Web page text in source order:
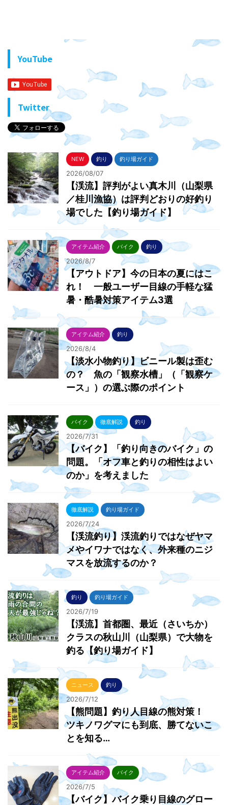
YouTube
Twitter
NEW 釣り 釣り場ガイド
2026/08/07
【渓流】評判がよい真木川（山梨県
／桂川漁協）は評判どおりの好釣り
場でした【釣り場ガイド】
アイテム紹介 バイク 釣り
2026/8/7
【アウトドア】今の日本の夏にはこ
れ！ 一般ユーザー目線の手軽な猛
暑・酷暑対策アイテム3選
アイテム紹介 釣り
2026/8/4
【淡水小物釣り】ビニール製は歪む
の？ 魚の「観察水槽」（「観察ケ
ース」）の選ぶ際のポイント
バイク 徹底解説 釣り
2026/7/31
【バイク】「釣り向きのバイク」の
問題。「オフ車と釣りの相性はよい
のか」を考えました
徹底解説 釣り場ガイド
2026/7/24
【渓流釣り】渓流釣りではなぜヤマ
メやイワナではなく、外来種のニジ
マスを放流するのか？
釣り 釣り場ガイド
2026/7/19
【渓流】首都圏、最近（さいちか）
クラスの秋山川（山梨県）で大物を
釣る【釣り場ガイド】
ニュース 釣り
2026/7/12
【熊問題】釣り人目線の熊対策！
ツキノワグマにも到底、勝てないこ
とを知る…
アイテム紹介 バイク
2026/7/5
【バイク】バイク乗り目線のグロー